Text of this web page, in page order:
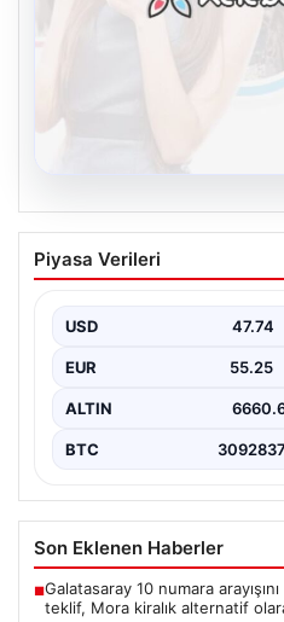
Kelebek chat adresi
İletişimin Güvenli
Sanal çağında bireylerin
Piyasa Verileri
USD 47.74
EUR 55.25
ALTIN
BTC 3092837
Son Eklenen Haberler
■Galatasaray 10 numara
teklif, Mora kiralık alternatif